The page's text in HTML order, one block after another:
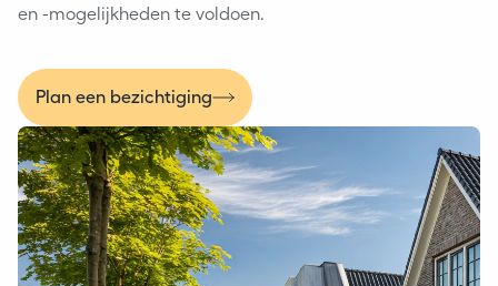
en -mogelijkheden te voldoen.
Plan een bezichtiging